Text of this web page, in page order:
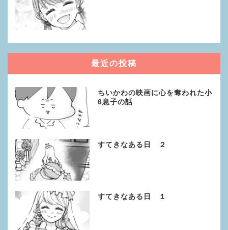
最近の投稿
ちいかわの映画に心を奪われた小
6息子の話
すてきなある日 ２
すてきなある日 １